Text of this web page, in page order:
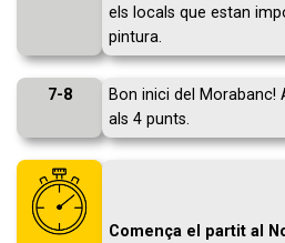
els locals que estan
pintura.
7-8
Bon inici del Morabanc!
als 4 punts.
Comença el partit al